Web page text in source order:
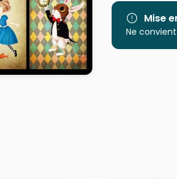
Catégorie
Age
Mise
Ne